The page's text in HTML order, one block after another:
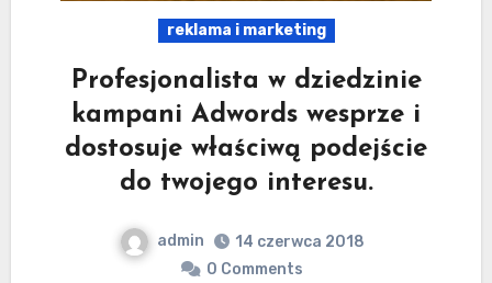
reklama i marketing
Profesjonalista w dziedzinie
kampani Adwords wesprze i
dostosuje właściwą podejście
do twojego interesu.
admin
14 czerwca 2018
0 Comments